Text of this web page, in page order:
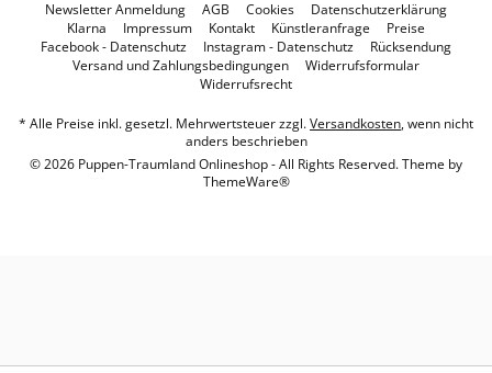
Newsletter Anmeldung AGB Cookies
Datenschutzerklärung
Klarna
Impressum Kontakt Künstleranfrage
Preise
Facebook - Datenschutz
Instagram - Datenschutz
Rücksendung
Versand und Zahlungsbedingungen
Widerrufsformular
Widerrufsrecht
* Alle Preise inkl. gesetzl. Mehrwertsteuer zzgl.Versandkosten, wenn nicht
anders beschrieben
© 2026 Puppen-Traumland Onlineshop - All Rights Reserved. Theme by
ThemeWare®